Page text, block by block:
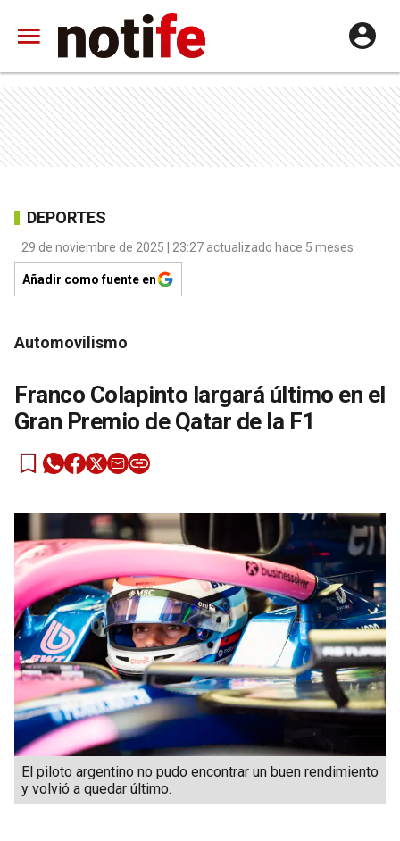
DEPORTES
29 de noviembre de 2025 | 23:27 actualizado hace 5 meses
Añadir como fuente en
Automovilismo
Franco Colapinto largará último en el
Gran Premio de Qatar de la F1
El piloto argentino no pudo encontrar un buen rendimiento
y volvió a quedar último.